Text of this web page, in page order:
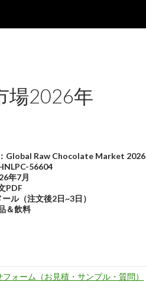
場2026年
Global Raw Chocolate Market 2026
56604
年7月
PDF
ール（注文後2日~3日）
＆飲料
ォーム（お見積・サンプル・質問）